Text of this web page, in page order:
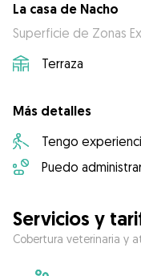
La casa de Nacho
Superficie de Zonas
Terraza
Más detalles
Tengo
Puedo
Servicios y
Cobertura veterinaria y